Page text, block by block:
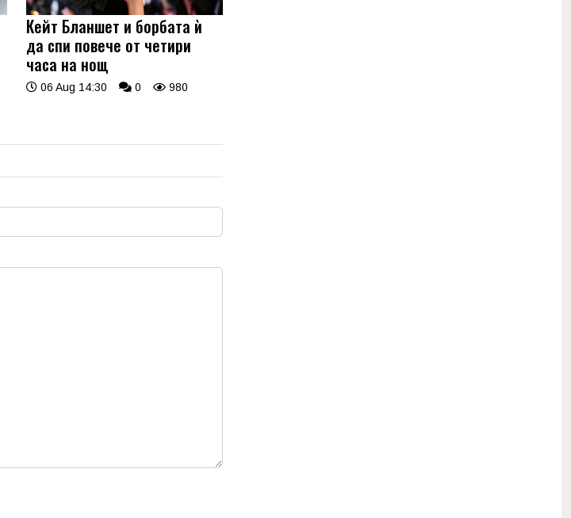
Кейт Бланшет и борбата ѝ
да спи повече от четири
часа на нощ
06 Aug 14:30 0 980